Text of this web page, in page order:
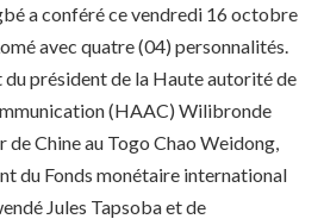
a conféré ce vendredi 16 octobre
avec quatre (04) personnalités.
du président de la Haute autorité de
(HAAC) Wilibronde
de Chine au Togo Chao Weidong,
du Fonds monétaire international
Jules Tapsoba et de